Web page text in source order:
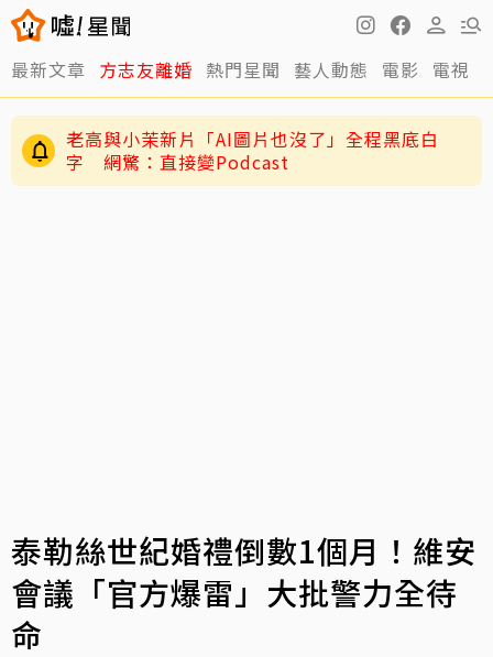
最新文章 方志友離婚 熱門星聞 藝人動態 電影 電視
快訊／方志友、楊銘威離婚了！結束12年婚「無
法再做情人永遠是家人」
老高與小茉新片「AI圖片也沒了」全程黑底白
字 網驚：直接變Podcast
泰勒絲世紀婚禮倒數1個月！維安
會議「官方爆雷」大批警力全待
命